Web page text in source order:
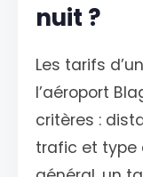
nuit ?
Les tarifs
l’aéroport
critères :
trafic et type